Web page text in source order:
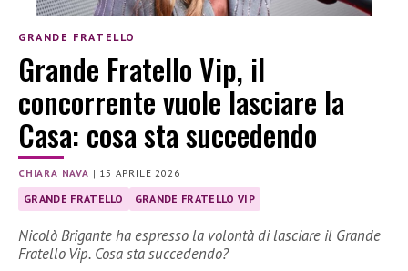
GRANDE FRATELLO
Grande Fratello Vip, il
concorrente vuole lasciare la
Casa: cosa sta succedendo
CHIARA NAVA | 15 APRILE 2026
GRANDE FRATELLO GRANDE FRATELLO VIP
Nicolò Brigante ha espresso la volontà di lasciare il Grande
Fratello Vip. Cosa sta succedendo?